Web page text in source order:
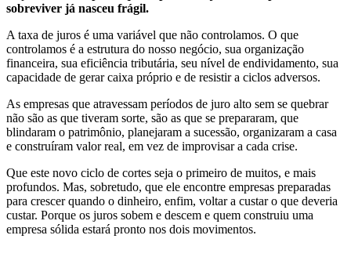
sobreviver já nasceu frágil.
A taxa de juros é uma variável que não controlamos. O que
controlamos é a estrutura do nosso negócio, sua organização
financeira, sua eficiência tributária, seu nível de endividamento, sua
capacidade de gerar caixa próprio e de resistir a ciclos adversos.
As empresas que atravessam períodos de juro alto sem se quebrar
não são as que tiveram sorte, são as que se prepararam, que
blindaram o patrimônio, planejaram a sucessão, organizaram a casa
e construíram valor real, em vez de improvisar a cada crise.
Que este novo ciclo de cortes seja o primeiro de muitos, e mais
profundos. Mas, sobretudo, que ele encontre empresas preparadas
para crescer quando o dinheiro, enfim, voltar a custar o que deveria
custar. Porque os juros sobem e descem e quem construiu uma
empresa sólida estará pronto nos dois movimentos.